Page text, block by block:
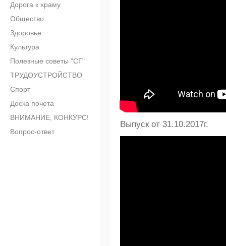
Дорога к храму
Общество
Здоровье
Культура
Полезные советы "СГ"
ТРУДОУСТРОЙСТВО
Спорт
Доска почета
ВНИМАНИЕ, КОНКУРС!
Вопрос-ответ
Выпуск от 31.10.2017г.